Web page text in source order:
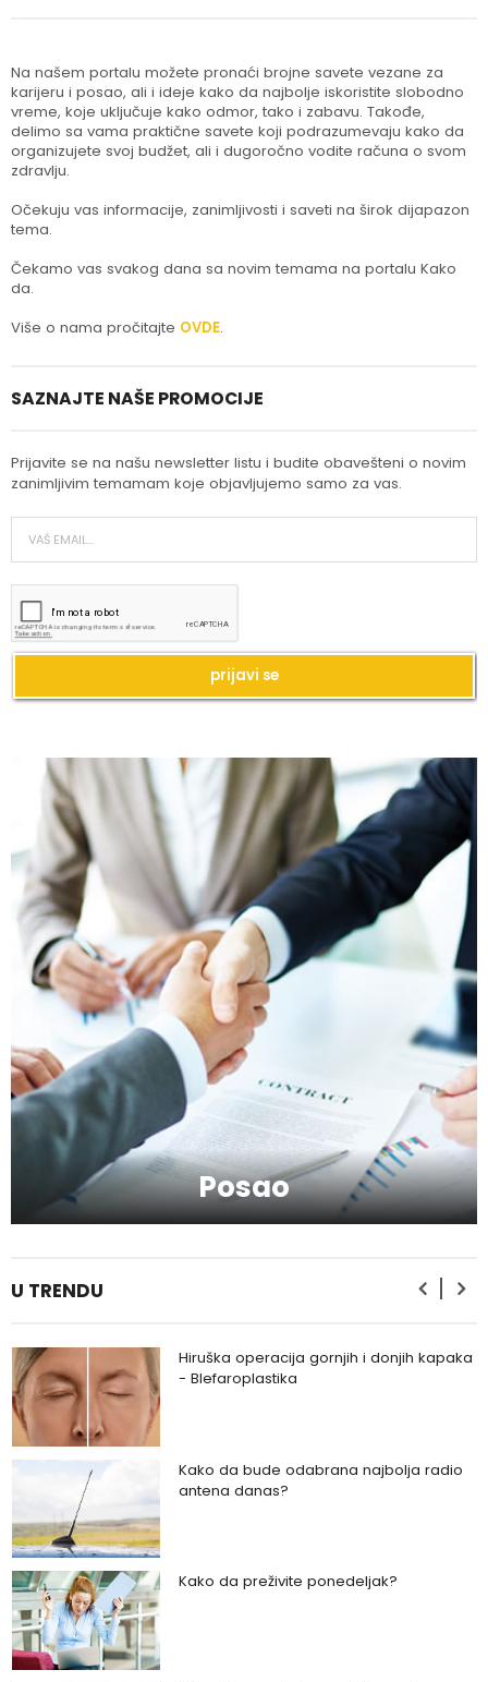
Na našem portalu možete pronaći brojne savete vezane za
karijeru i posao, ali i ideje kako da najbolje iskoristite slobodno
vreme, koje uključuje kako odmor, tako i zabavu. Takođe,
delimo sa vama praktične savete koji podrazumevaju kako da
organizujete svoj budžet, ali i dugoročno vodite računa o svom
zdravlju.
Očekuju vas informacije, zanimljivosti i saveti na širok dijapazon
tema.
Čekamo vas svakog dana sa novim temama na portalu Kako
da.
Više o nama pročitajte OVDE.
SAZNAJTE NAŠE PROMOCIJE
Prijavite se na našu newsletter listu i budite obavešteni o novim
zanimljivim temamam koje objavljujemo samo za vas.
Posao
U TRENDU
Kako da imate blistavu kožu bez skupih
tretmana?
Kako da se podmladite uz kreme sa
hijaluronom
Kako da serumom oživite svoje lice?
Hiruška operacija gornjih i donjih kapaka
- Blefaroplastika
Kako da bude odabrana najbolja radio
antena danas?
Kako da preživite ponedeljak?